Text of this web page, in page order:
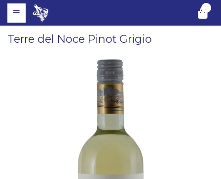
0
Terre del Noce Pinot Grigio